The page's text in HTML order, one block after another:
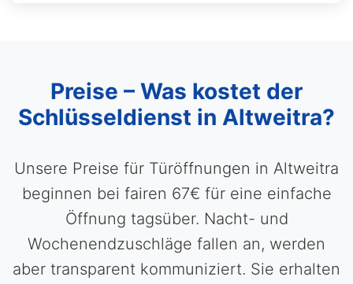
Preise – Was kostet der
Schlüsseldienst in Altweitra?
Unsere Preise für Türöffnungen in Altweitra
beginnen bei fairen 67€ für eine einfache
Öffnung tagsüber. Nacht- und
Wochenendzuschläge fallen an, werden
aber transparent kommuniziert. Sie erhalten